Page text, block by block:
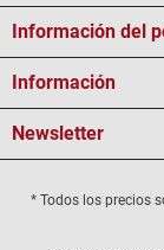
Información del
Información
Newsletter
* Todos los precios